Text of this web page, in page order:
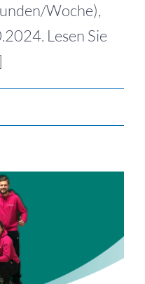
Woche),
Lesen Sie